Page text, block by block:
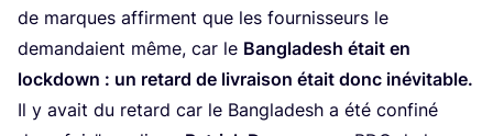
de marques affirment que les four­nis­seurs le
deman­daient même, car le Ban­gla­desh était en
lock­down : un retard de livrai­son était donc inévitable.
Il y avait du retard car le Ban­gla­desh a été confi­né